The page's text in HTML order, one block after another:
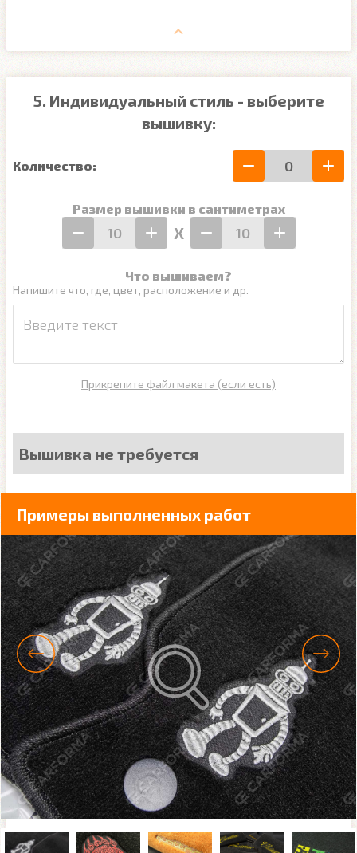
5. Индивидуальный стиль - выберите
вышивку:
Количество:
Размер вышивки в сантиметрах
Х
Что вышиваем?
Напишите что, где, цвет, расположение и др.
Прикрепите файл макета (если есть)
Вышивка не требуется
Примеры выполненных работ